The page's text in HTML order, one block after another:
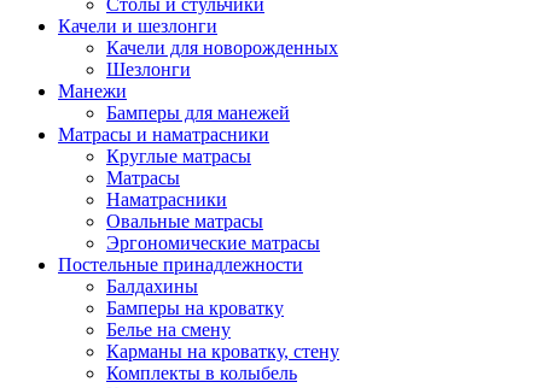
Столы и стульчики
Качели и шезлонги
Качели для новорожденных
Шезлонги
Манежи
Бамперы для манежей
Матрасы и наматрасники
Круглые матрасы
Матрасы
Наматрасники
Овальные матрасы
Эргономические матрасы
Постельные принадлежности
Балдахины
Бамперы на кроватку
Белье на смену
Карманы на кроватку, стену
Комплекты в колыбель